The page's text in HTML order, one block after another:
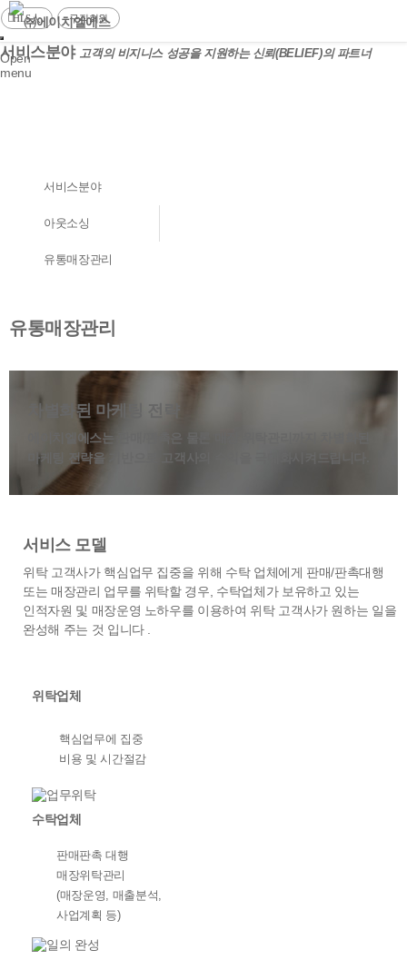
HLS人 구직회원
Open
menu
서비스분야 고객의 비지니스 성공을 지원하는 신뢰(BELIEF)의 파트너
서비스분야
아웃소싱
유통매장관리
유통매장관리
차별화된 마케팅 전략
에이치엘에스는 판매/판촉은 물론 매장 위탁관리까지
마케팅 전략을 기반으로 고객사의 수익을 극대화시켜드립니다.
서비스 모델
위탁 고객사가 핵심업무 집중을 위해 수탁 업체에게 판매/판촉대행
또는 매장관리 업무를 위탁할 경우, 수탁업체가 보유하고 있는
인적자원 및 매장운영 노하우를 이용하여 위탁 고객사가 원하는 일을
완성해 주는 것 입니다 .
위탁업체
핵심업무에 집중
비용 및 시간절감
수탁업체
판매판촉 대행
매장위탁관리
(매장운영, 매출분석,
사업계획 등)